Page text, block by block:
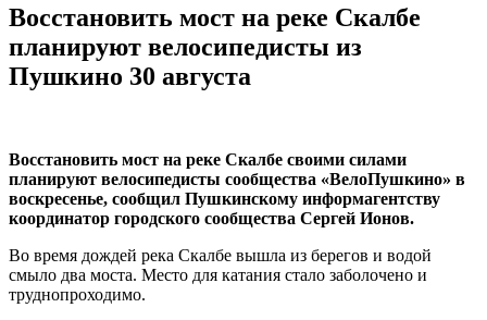
Восстановить мост на реке Скалбе
планируют велосипедисты из
Пушкино 30 августа
Восстановить мост на реке Скалбе своими силами
планируют велосипедисты сообщества «ВелоПушкино» в
воскресенье, сообщил Пушкинскому информагентству
координатор городского сообщества Сергей Ионов.
Во время дождей река Скалбе вышла из берегов и водой
смыло два моста. Место для катания стало заболочено и
труднопроходимо.